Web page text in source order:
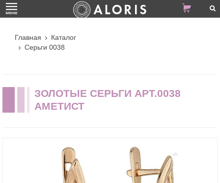
Главная
Каталог
Серьги 0038
ЗОЛОТЫЕ СЕРЬГИ АРТ.0038
АМЕТИСТ